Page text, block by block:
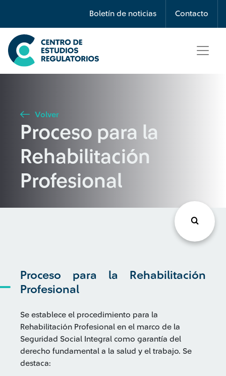
Boletín de noticias Contacto
Búsqueda
Seleccione país
Buscar
Volver
Proceso para la
Rehabilitación
Profesional
Proceso para la Rehabilitación
Profesional
Se establece el procedimiento para la
Rehabilitación Profesional en el marco de la
Seguridad Social Integral como garantía del
derecho fundamental a la salud y el trabajo. Se
destaca: